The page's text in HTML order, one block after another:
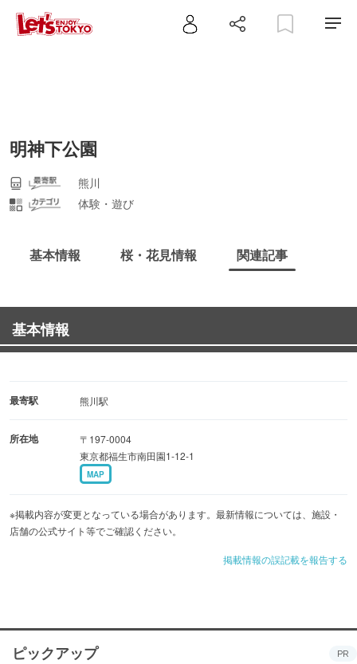
明神下公園
熊川
体験・遊び
基本情報 桜・花見情報 関連記事
基本情報
最寄駅 熊川駅
所在地
〒197-0004
東京都福生市南田園1-12-1
MAP
※掲載内容が変更となっている場合があります。最新情報については、施設・
店舗の公式サイト等でご確認ください。
掲載情報の誤記載を報告する
ピックアップ PR